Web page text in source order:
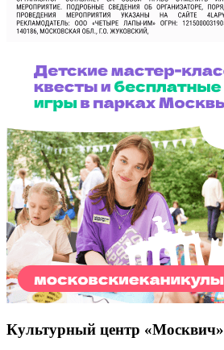
Культурный центр «Москвич»